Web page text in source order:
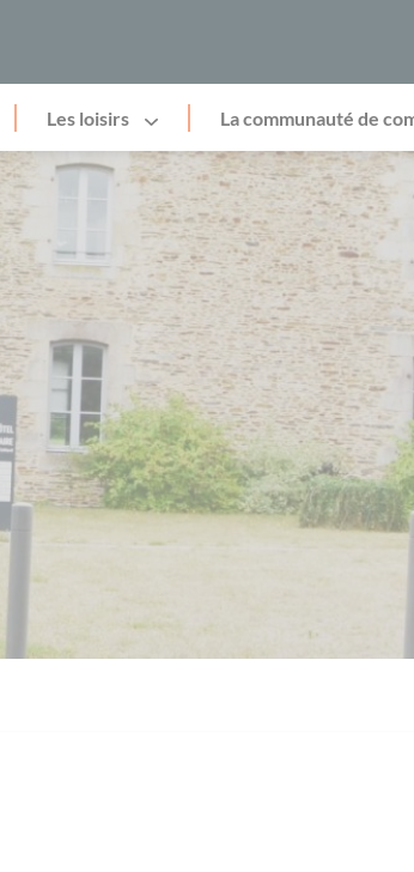
Les loisirs La communauté de